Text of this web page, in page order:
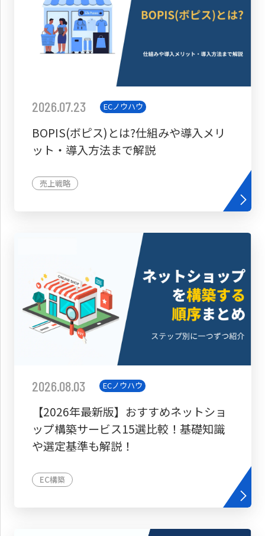
2026.07.23 ECノウハウ
BOPIS(ボピス)とは?仕組みや導入メリ
ット・導入方法まで解説
売上戦略
2026.08.03 ECノウハウ
【2026年最新版】おすすめネットショ
ップ構築サービス15選比較！基礎知識
や選定基準も解説！
EC構築